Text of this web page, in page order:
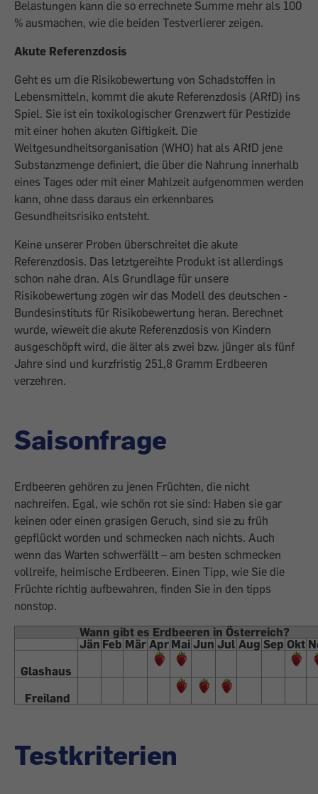
Belastungen kann die so errech­nete Summe mehr als 100
% ausmachen, wie die beiden Testverlierer zeigen.
Akute Referenzdosis
Geht es um die Risikobewertung von Schadstoffen in
Lebensmitteln, kommt die akute Referenzdosis (ARfD) ins
Spiel. Sie ist ein toxikolo­gischer Grenzwert für Pestizide
mit einer hohen akuten Giftigkeit. Die
Weltgesundheitsorganisation (WHO) hat als ARfD jene
Substanzmenge definiert, die über die ­Nahrung innerhalb
eines Tages oder mit einer Mahlzeit aufgenommen werden
kann, ohne dass daraus ein erkennbares
Gesundheitsrisiko entsteht.
Keine unserer Proben überschreitet die ­akute
Referenzdosis. Das letztgereihte Produkt ist allerdings
schon nahe dran. Als Grundlage für unsere
Risikobewertung zogen wir das Modell des deutschen ­
Bundesinstituts für Risikobewertung heran. Berechnet
wurde, wieweit die akute Referenzdosis von Kindern
ausgeschöpft wird, die älter als zwei bzw. jünger als fünf
Jahre sind und kurzfristig 251,8 Gramm Erdbeeren
verzehren.
Saisonfrage
Erdbeeren gehören zu jenen Früchten, die nicht
nachreifen. Egal, wie schön rot sie sind: Haben sie gar
keinen oder einen grasigen Geruch, sind sie zu früh
gepflückt worden und schmecken nach nichts. Auch
wenn das Warten schwerfällt – am besten schmecken
vollreife, heimische Erdbeeren. Einen Tipp, wie Sie die
Früchte richtig aufbewahren, finden Sie in den tipps
nonstop.
Wann gibt es Erdbeeren in Österreich?
Jän Feb Mär Apr Mai Jun Jul Aug Sep Okt
Glashaus
Freiland
Testkriterien